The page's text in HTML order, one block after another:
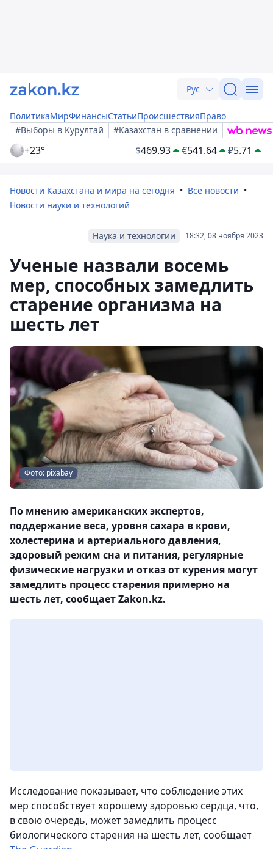
Рус
ПолитикаМирФинансыСтатьиПроисшествияПраво
#Выборы в Курултай
#Казахстан в сравнении
+23° $469.93 €541.64 ₽5.71
Новости Казахстана и мира на сегодня
Все новости
Новости науки и технологий
18:32, 08 ноября 2023
Наука и технологии
Ученые назвали восемь
мер, способных замедлить
старение организма на
шесть лет
Фото: pixabay
По мнению американских экспертов,
поддержание веса, уровня сахара в крови,
холестерина и артериального давления,
здоровый режим сна и питания, регулярные
физические нагрузки и отказ от курения могут
замедлить процесс старения примерно на
шесть лет, сообщает Zakon.kz.
Исследование показывает, что соблюдение этих
мер способствует хорошему здоровью сердца, что,
в свою очередь, может замедлить процесс
биологического старения на шесть лет, сообщает